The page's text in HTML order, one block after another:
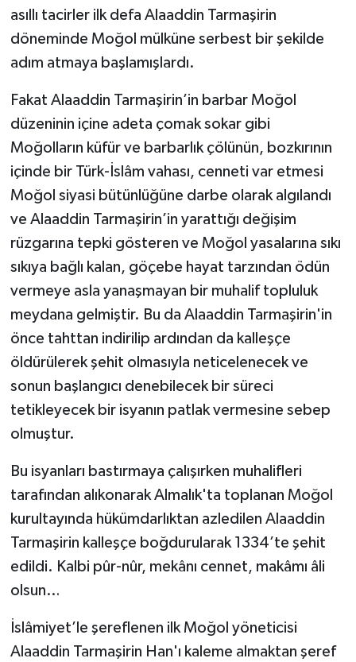
asıllı tacirler ilk defa Alaaddin Tarmaşirin
döneminde Moğol mülküne serbest bir şekilde
adım atmaya başlamışlardı.
Fakat Alaaddin Tarmaşirin’in barbar Moğol
düzeninin içine adeta çomak sokar gibi
Moğolların küfür ve barbarlık çölünün, bozkırının
içinde bir Türk-İslâm vahası, cenneti var etmesi
Moğol siyasi bütünlüğüne darbe olarak algılandı
ve Alaaddin Tarmaşirin’in yarattığı değişim
rüzgarına tepki gösteren ve Moğol yasalarına sıkı
sıkıya bağlı kalan, göçebe hayat tarzından ödün
vermeye asla yanaşmayan bir muhalif topluluk
meydana gelmiştir. Bu da Alaaddin Tarmaşirin'in
önce tahttan indirilip ardından da kalleşçe
öldürülerek şehit olmasıyla neticelenecek ve
sonun başlangıcı denebilecek bir süreci
tetikleyecek bir isyanın patlak vermesine sebep
olmuştur.
Bu isyanları bastırmaya çalışırken muhalifleri
tarafından alıkonarak Almalık'ta toplanan Moğol
kurultayında hükümdarlıktan azledilen Alaaddin
Tarmaşirin kalleşçe boğdurularak 1334’te şehit
edildi. Kalbi pûr-nûr, mekânı cennet, makâmı âli
olsun…
İslâmiyet’le şereflenen ilk Moğol yöneticisi
Alaaddin Tarmaşirin Han'ı kaleme almaktan şeref